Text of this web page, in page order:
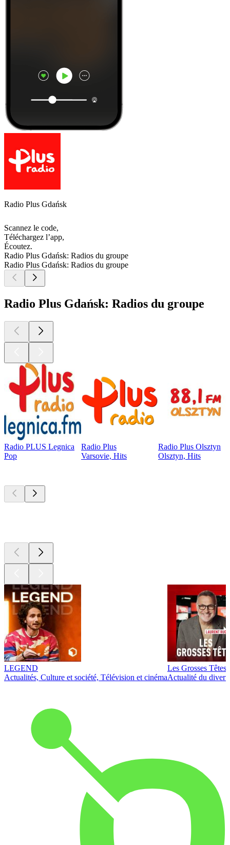
Radio Plus Gdańsk
Scannez le code,
Téléchargez l’app,
Écoutez.
Radio Plus Gdańsk: Radios du groupe
Radio Plus Gdańsk: Radios du groupe
Radio Plus Gdańsk: Radios du groupe
Radio PLUS Legnica
Pop
Radio Plus
Varsovie, Hits
Radio Plus Olsztyn
Olsztyn, Hits
LEGEND
Actualités, Culture et société, Télévision et cinéma
Les Grosses Têtes
Actualité du